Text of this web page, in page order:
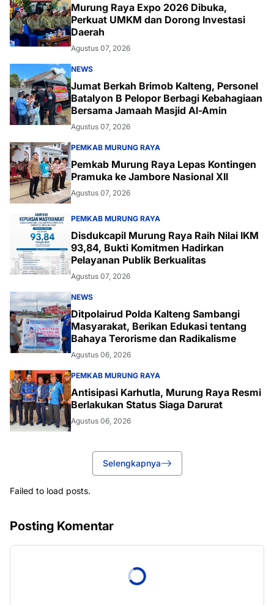
Murung Raya Expo 2026 Dibuka,
Perkuat UMKM dan Dorong Investasi
Daerah
Agustus 07, 2026
NEWS
Jumat Berkah Brimob Kalteng, Personel
Batalyon B Pelopor Berbagi Kebahagiaan
Bersama Jamaah Masjid Al-Amin
Agustus 07, 2026
PEMKAB MURUNG RAYA
Pemkab Murung Raya Lepas Kontingen
Pramuka ke Jambore Nasional XII
Agustus 07, 2026
PEMKAB MURUNG RAYA
Disdukcapil Murung Raya Raih Nilai IKM
93,84, Bukti Komitmen Hadirkan
Pelayanan Publik Berkualitas
Agustus 07, 2026
NEWS
Ditpolairud Polda Kalteng Sambangi
Masyarakat, Berikan Edukasi tentang
Bahaya Terorisme dan Radikalisme
Agustus 06, 2026
PEMKAB MURUNG RAYA
Antisipasi Karhutla, Murung Raya Resmi
Berlakukan Status Siaga Darurat
Agustus 06, 2026
Selengkapnya
Failed to load posts.
Posting Komentar